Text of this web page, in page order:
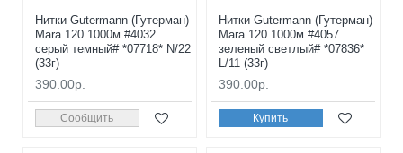
Нитки Gutermann (Гутерман)
Mara 120 1000м #4032
серый темный# *07718* N/22
(33г)
390.00р.
Сообщить
Нитки Gutermann (Гутерман)
Mara 120 1000м #4057
зеленый светлый# *07836*
L/11 (33г)
390.00р.
Купить